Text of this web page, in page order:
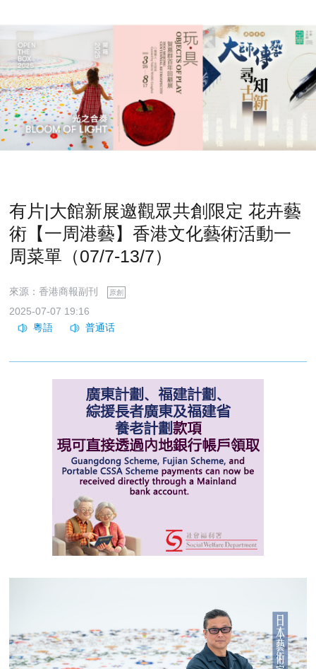
有片|大館新展邀觀眾共創限定 花卉藝
術【一周港藝】香港文化藝術活動一
周菜單（07/7-13/7）
來源：香港商報副刊 原創
2025-07-07 19:16